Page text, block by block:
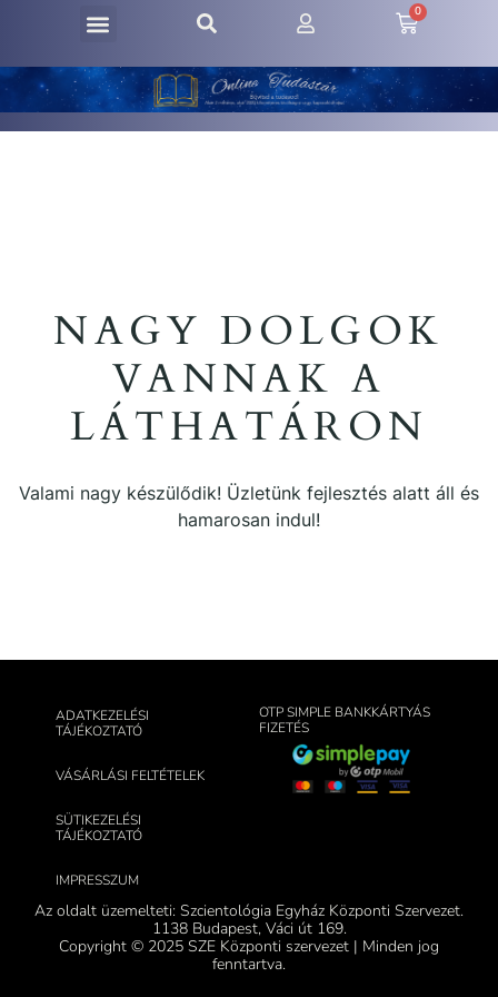
0
NAGY DOLGOK
VANNAK A
LÁTHATÁRON
Valami nagy készülődik! Üzletünk fejlesztés alatt áll és
hamarosan indul!
ADATKEZELÉSI
TÁJÉKOZTATÓ
VÁSÁRLÁSI FELTÉTELEK
SÜTIKEZELÉSI
TÁJÉKOZTATÓ
IMPRESSZUM
OTP SIMPLE BANKKÁRTYÁS
FIZETÉS
Az oldalt üzemelteti: Szcientológia Egyház Központi Szervezet.
1138 Budapest, Váci út 169.
Copyright © 2025 SZE Központi szervezet | Minden jog
fenntartva.